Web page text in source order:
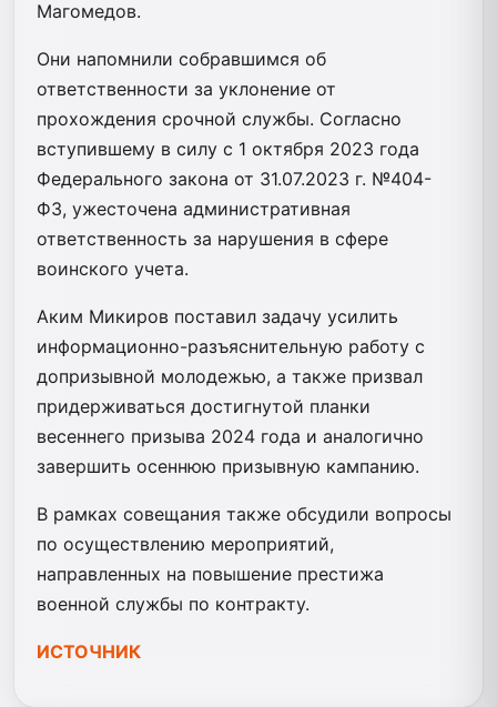
Магомедов.
Они напомнили собравшимся об
ответственности за уклонение от
прохождения срочной службы. Согласно
вступившему в силу с 1 октября 2023 года
Федерального закона от 31.07.2023 г. №404-
ФЗ, ужесточена административная
ответственность за нарушения в сфере
воинского учета.
Аким Микиров поставил задачу усилить
информационно-разъяснительную работу с
допризывной молодежью, а также призвал
придерживаться достигнутой планки
весеннего призыва 2024 года и аналогично
завершить осеннюю призывную кампанию.
В рамках совещания также обсудили вопросы
по осуществлению мероприятий,
направленных на повышение престижа
военной службы по контракту.
ИСТОЧНИК